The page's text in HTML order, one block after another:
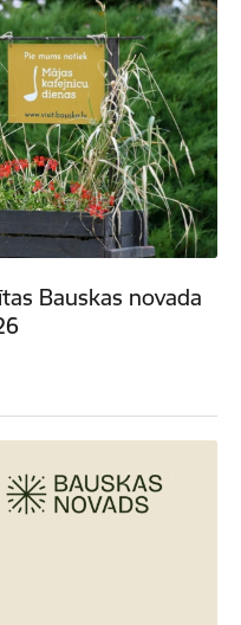
Bauskas novada